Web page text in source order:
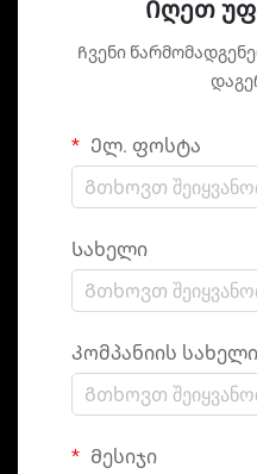
Იღეთ
Ჩვენი
Ელ. ფოსტა
Სახელი
Კომპანიის სახელი
Მესიჯი